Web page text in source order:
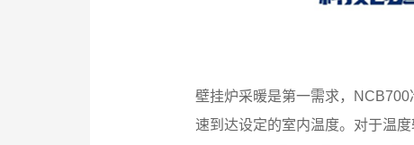
壁挂炉采暖是第一需求，
速到达设定的室内温度。对于温